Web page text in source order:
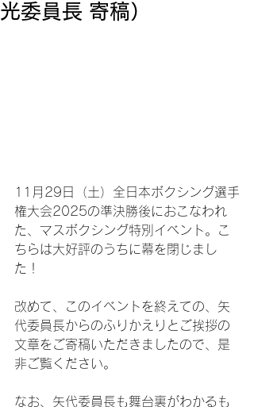
光委員長 寄稿）
11月29日（土）全日本ボクシング選手
権大会2025の準決勝後におこなわれ
た、マスボクシング特別イベント。こ
ちらは大好評のうちに幕を閉じまし
た！
改めて、このイベントを終えての、矢
代委員長からのふりかえりとご挨拶の
文章をご寄稿いただきましたので、是
非ご覧ください。
なお、矢代委員長も舞台裏がわかるも